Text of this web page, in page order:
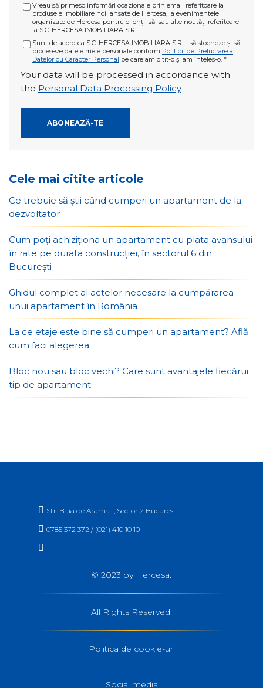
Vreau să primesc informări ocazionale prin email referitoare la
produsele imobiliare noi lansate de Hercesa, la evenimentele
organizate de Hercesa pentru clienții săi sau alte noutăți referitoare
la S.C. HERCESA IMOBILIARA S.R.L.
Sunt de acord ca S.C. HERCESA IMOBILIARA S.R.L. să stocheze și să
proceseze datele mele personale conform Politicii de Prelucrare a
Datelor cu Caracter Personal pe care am citit-o și am înteles-o. *
Your data will be processed in accordance with
the Personal Data Processing Policy
Cele mai citite articole
Ce trebuie să știi când cumperi un apartament de la
dezvoltator
Cum poți achiziționa un apartament cu plata avansului
în rate pe durata construcției, în sectorul 6 din
București
Ghidul complet al actelor necesare la cumpărarea
unui apartament în România
La ce etaje este bine să cumperi un apartament? Află
cum faci alegerea
Bloc nou sau bloc vechi? Care sunt avantajele fiecărui
tip de apartament
 Str. Baia de Arama 1, Sector 2 Bucuresti
 0785 372 372 / (021) 410 10 10

© 2023 by Hercesa.
All Rights Reserved.
Politica de cookie-uri
Social media